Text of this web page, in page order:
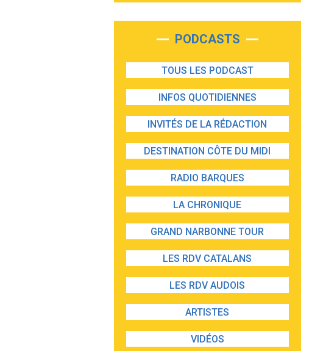
PODCASTS
TOUS LES PODCAST
INFOS QUOTIDIENNES
INVITÉS DE LA RÉDACTION
DESTINATION CÔTE DU MIDI
RADIO BARQUES
LA CHRONIQUE
GRAND NARBONNE TOUR
LES RDV CATALANS
LES RDV AUDOIS
ARTISTES
VIDÉOS